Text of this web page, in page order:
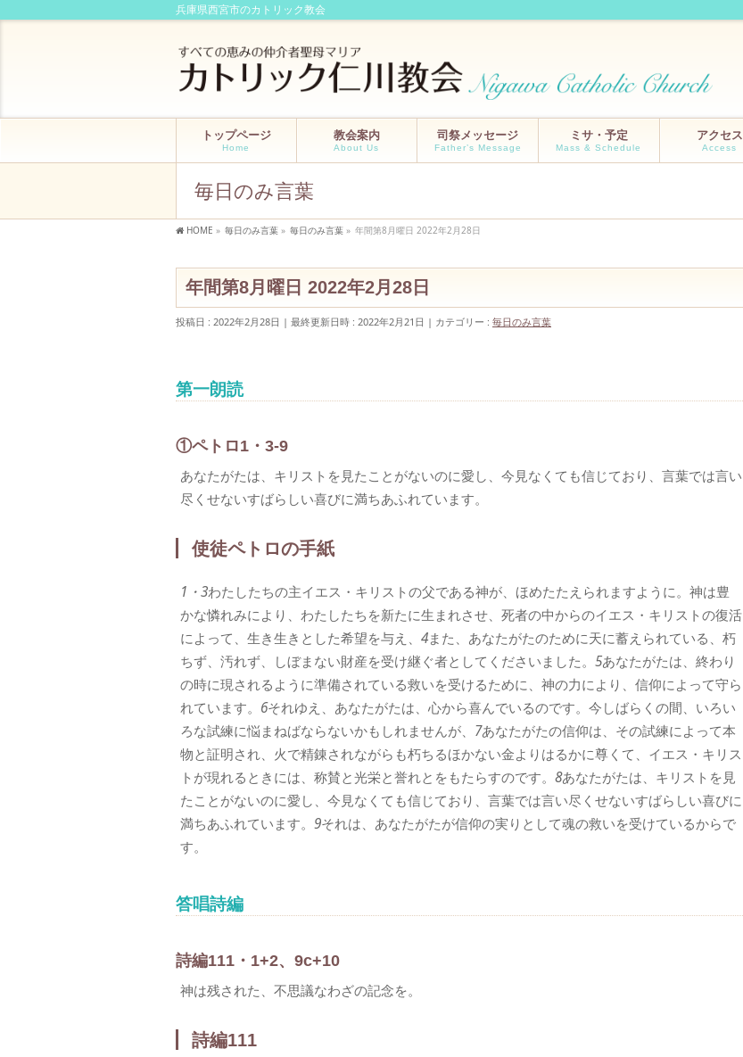
兵庫県西宮市のカトリック教会
トップページ
Home
教会案内
About Us
司祭メッセージ
Father’s Message
ミサ・予定
Mass & Schedule
アクセス
Access
毎日のみ言葉
HOME » 毎日のみ言葉 » 毎日のみ言葉 » 年間第8月曜日 2022年2月28日
年間第8月曜日 2022年2月28日
投稿日 : 2022年2月28日 最終更新日時 : 2022年2月21日 カテゴリー : 毎日のみ言葉
第一朗読
①ペトロ1・3-9
あなたがたは、キリストを見たことがないのに愛し、今見なくても信じており、言葉では言い
尽くせないすばらしい喜びに満ちあふれています。
使徒ペトロの手紙
1・3わたしたちの主イエス・キリストの父である神が、ほめたたえられますように。神は豊
かな憐れみにより、わたしたちを新たに生まれさせ、死者の中からのイエス・キリストの復活
によって、生き生きとした希望を与え、 4また、あなたがたのために天に蓄えられている、朽
ちず、汚れず、しぼまない財産を受け継ぐ者としてくださいました。 5あなたがたは、終わり
の時に現されるように準備されている救いを受けるために、神の力により、信仰によって守ら
れています。 6それゆえ、あなたがたは、心から喜んでいるのです。今しばらくの間、いろい
ろな試練に悩まねばならないかもしれませんが、 7あなたがたの信仰は、その試練によって本
物と証明され、火で精錬されながらも朽ちるほかない金よりはるかに尊くて、イエス・キリス
トが現れるときには、称賛と光栄と誉れとをもたらすのです。 8あなたがたは、キリストを見
たことがないのに愛し、今見なくても信じており、言葉では言い尽くせないすばらしい喜びに
満ちあふれています。 9それは、あなたがたが信仰の実りとして魂の救いを受けているからで
す。
答唱詩編
詩編111・1+2、9c+10
神は残された、不思議なわざの記念を。
詩編111